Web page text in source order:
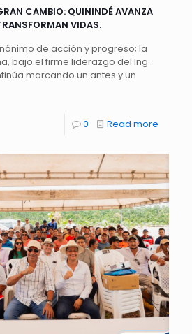
CAMBIO: QUININDÉ AVANZA
VIDAS.
de acción y progreso; la
bajo el firme liderazgo del Ing.
marcando un antes y un
0 Read more